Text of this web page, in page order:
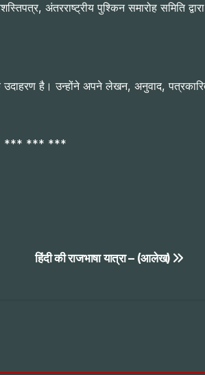
अंतरराष्ट्रीय पुश्किन समारोह समिति द्वारा
है। उन्होंने अपने लेखन, अनुवाद,
*** *** ***
हिंदी की राजभाषा यात्रा – (आलेख)